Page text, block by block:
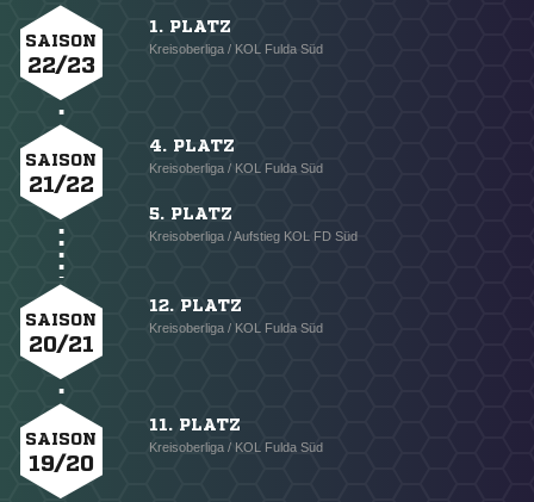
SAISON
22/23
1. PLATZ
Kreisoberliga / KOL Fulda Süd
SAISON
21/22
4. PLATZ
Kreisoberliga / KOL Fulda Süd
5. PLATZ
Kreisoberliga / Aufstieg KOL FD Süd
SAISON
20/21
12. PLATZ
Kreisoberliga / KOL Fulda Süd
SAISON
19/20
11. PLATZ
Kreisoberliga / KOL Fulda Süd